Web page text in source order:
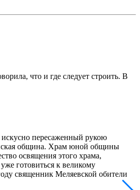
что и где следует строить. В
пересаженный рукою
община. Храм юной общины
освящения этого храма,
готовиться к великому
священник Меляевской обители